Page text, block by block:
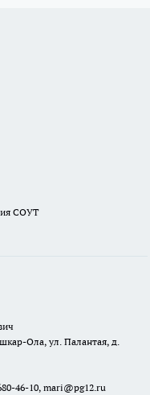
СОУТ
Ола, ул. Палантая, д.
46-10, mari@pg12.ru